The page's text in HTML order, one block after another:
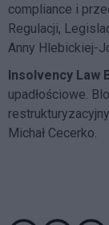
compliance i
Regulacji,
Anny Hlebickiej-
Insolvency Law
upadłościowe.
Michał Cecerko.